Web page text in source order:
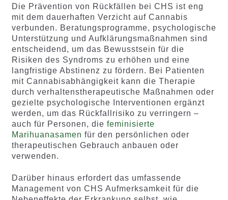
Die Prävention von Rückfällen bei CHS ist eng
mit dem dauerhaften Verzicht auf Cannabis
verbunden. Beratungsprogramme, psychologische
Unterstützung und Aufklärungsmaßnahmen sind
entscheidend, um das Bewusstsein für die
Risiken des Syndroms zu erhöhen und eine
langfristige Abstinenz zu fördern. Bei Patienten
mit Cannabisabhängigkeit kann die Therapie
durch verhaltenstherapeutische Maßnahmen oder
gezielte psychologische Interventionen ergänzt
werden, um das Rückfallrisiko zu verringern –
auch für Personen, die feminisierte
Marihuanasamen für den persönlichen oder
therapeutischen Gebrauch anbauen oder
verwenden.
Darüber hinaus erfordert das umfassende
Management von CHS Aufmerksamkeit für die